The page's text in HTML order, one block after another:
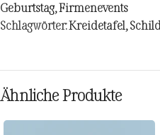
Geburtstag,Firmenevents
Schlagwörter:Kreidetafel,
Ähnliche Produkte